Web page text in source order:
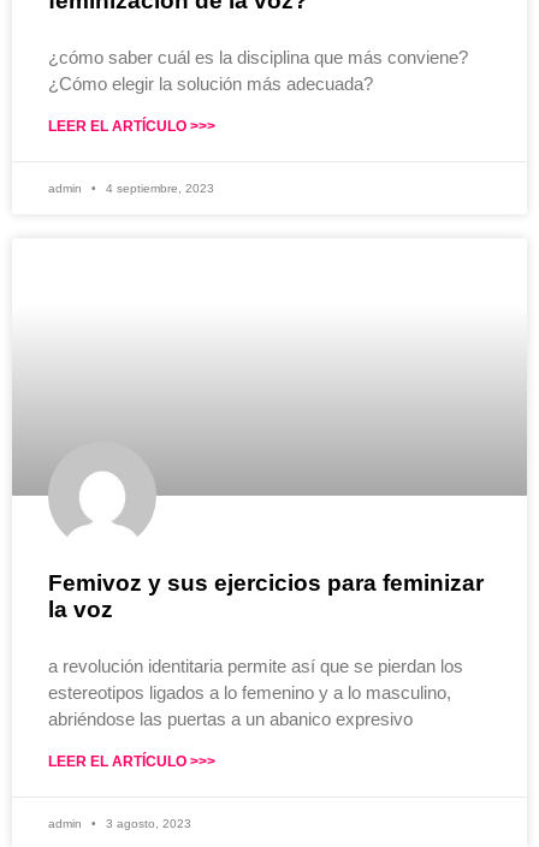
¿cómo saber cuál es la disciplina que más conviene?
¿Cómo elegir la solución más adecuada?
LEER EL ARTÍCULO >>>
admin 4 septiembre, 2023
Femivoz y sus ejercicios para feminizar
la voz
a revolución identitaria permite así que se pierdan los
estereotipos ligados a lo femenino y a lo masculino,
abriéndose las puertas a un abanico expresivo
LEER EL ARTÍCULO >>>
admin 3 agosto, 2023